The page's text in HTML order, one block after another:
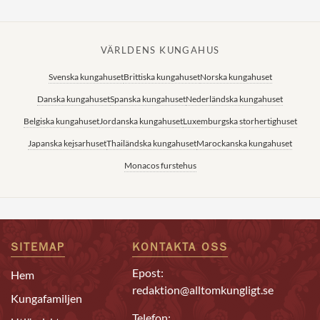
VÄRLDENS KUNGAHUS
Svenska kungahusetBrittiska kungahusetNorska kungahuset
Danska kungahusetSpanska kungahusetNederländska kungahuset
Belgiska kungahusetJordanska kungahusetLuxemburgska storhertighuset
Japanska kejsarhusetThailändska kungahusetMarockanska kungahuset
Monacos furstehus
SITEMAP
Hem
Kungafamiljen
KONTAKTA OSS
Epost:
redaktion@alltomkungligt.se